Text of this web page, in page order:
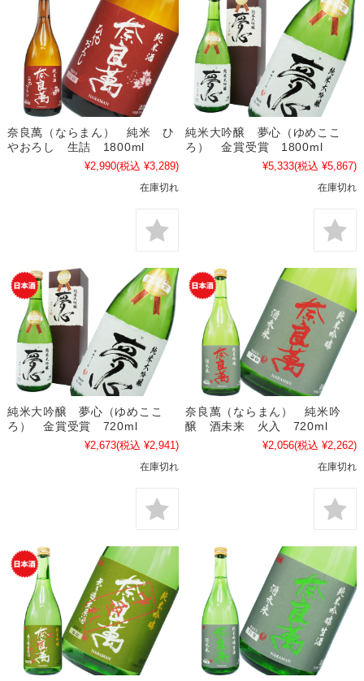
奈良萬（ならまん） 純米 ひ
やおろし 生詰 1800ml
¥2,990(税込 ¥3,289)
在庫切れ
純米大吟醸 夢心（ゆめここ
ろ） 金賞受賞 1800ml
¥5,333(税込 ¥5,867)
在庫切れ
純米大吟醸 夢心（ゆめここ
ろ） 金賞受賞 720ml
¥2,673(税込 ¥2,941)
在庫切れ
奈良萬（ならまん） 純米吟
醸 酒未来 火入 720ml
¥2,056(税込 ¥2,262)
在庫切れ